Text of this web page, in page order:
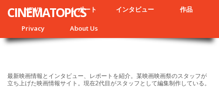
NEWS レポート インタビュー 作品
Privacy About Us
CINEMATOPICS
最新映画情報とインタビュー、レポートを紹介。某映画映画祭のスタッフが
立ち上げた映画情報サイト。現在2代目がスタッフとして編集制作している。